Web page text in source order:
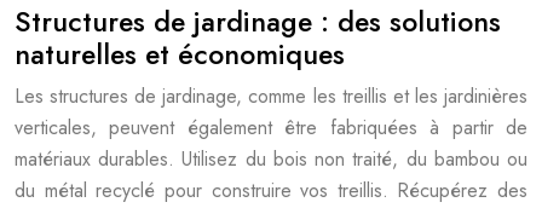
Structures de jardinage : des solutions
naturelles et économiques
Les structures de jardinage, comme les treillis et les jardinières
verticales, peuvent également être fabriquées à partir de
matériaux durables. Utilisez du bois non traité, du bambou ou
du métal recyclé pour construire vos treillis. Récupérez des